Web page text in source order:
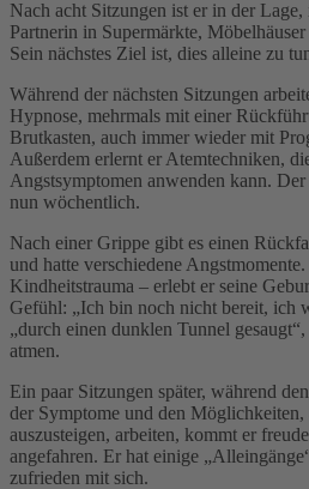
Nach acht Sitzungen ist er in der
Partnerin in Supermärkte,
Sein nächstes Ziel ist, dies alleine zu
Während der nächsten Sitzungen
Hypnose, mehrmals mit einer
Brutkasten, auch immer wieder mit
Außerdem erlernt er Atemtechniken,
Angstsymptomen anwenden kann.
nun wöchentlich.
Nach einer Grippe gibt es einen
und hatte verschiedene
Kindheitstrauma – erlebt er seine
Gefühl: „Ich bin noch nicht bereit, ich
„durch einen dunklen Tunnel
atmen.
Ein paar Sitzungen später, während
der Symptome und den Möglichkeiten,
auszusteigen, arbeiten, kommt er
angefahren. Er hat einige
zufrieden mit sich.